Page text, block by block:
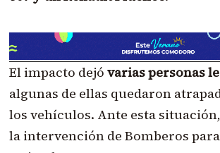
El impacto dejó varias personas
algunas de ellas quedaron
los vehículos. Ante esta
la intervención de Bomberos